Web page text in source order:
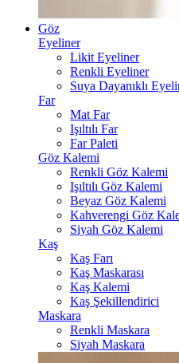
Göz
Eyeliner
Likit Eyeliner
Renkli Eyeliner
Suya Dayanıklı
Far
Mat Far
Işıltılı Far
Far Paleti
Göz Kalemi
Renkli Göz Kalemi
Işıltılı Göz Kalemi
Beyaz Göz Kalemi
Kahverengi Göz
Siyah Göz Kalemi
Kaş
Kaş Farı
Kaş Maskarası
Kaş Kalemi
Kaş Şekillendirici
Maskara
Renkli Maskara
Siyah Maskara